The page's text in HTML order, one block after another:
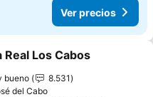
Ver precios
a favoritos
Real Los Cabos
bueno
8.531
del Cabo